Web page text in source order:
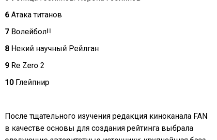
6 Атака титанов
7 Волейбол!!
8 Некий научный Рейлган
9 Re Zero 2
10 Глейпнир
После тщательного изучения редакция киноканала FAN
в качестве основы для создания рейтинга выбрала